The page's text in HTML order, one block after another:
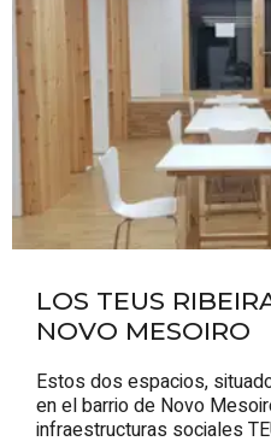
LOS TEUS
NOVO MESOIRO
Estos dos espacios,
en el barrio de Novo
infraestructuras sociales